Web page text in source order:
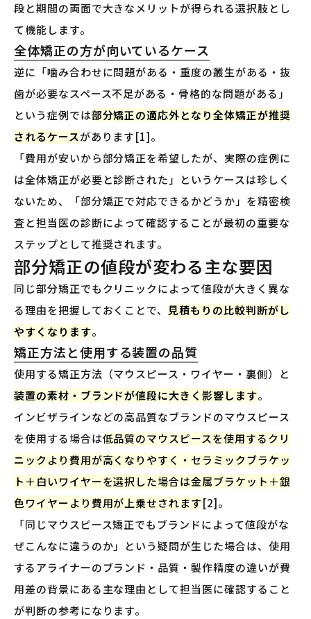
段と期間の両面で大きなメリットが得られる選択肢とし
て機能します。
全体矯正の方が向いているケース
逆に「噛み合わせに問題がある・重度の叢生がある・抜
歯が必要なスペース不足がある・骨格的な問題がある」
という症例では部分矯正の適応外となり全体矯正が推奨
されるケースがあります[1]。
「費用が安いから部分矯正を希望したが、実際の症例に
は全体矯正が必要と診断された」というケースは珍しく
ないため、「部分矯正で対応できるかどうか」を精密検
査と担当医の診断によって確認することが最初の重要な
ステップとして推奨されます。
部分矯正の値段が変わる主な要因
同じ部分矯正でもクリニックによって値段が大きく異な
る理由を把握しておくことで、見積もりの比較判断がし
やすくなります。
矯正方法と使用する装置の品質
使用する矯正方法（マウスピース・ワイヤー・裏側）と
装置の素材・ブランドが値段に大きく影響します。
インビザラインなどの高品質なブランドのマウスピース
を使用する場合は低品質のマウスピースを使用するクリ
ニックより費用が高くなりやすく・セラミックブラケッ
ト＋白いワイヤーを選択した場合は金属ブラケット＋銀
色ワイヤーより費用が上乗せされます[2]。
「同じマウスピース矯正でもブランドによって値段がな
ぜこんなに違うのか」という疑問が生じた場合は、使用
するアライナーのブランド・品質・製作精度の違いが費
用差の背景にある主な理由として担当医に確認すること
が判断の参考になります。